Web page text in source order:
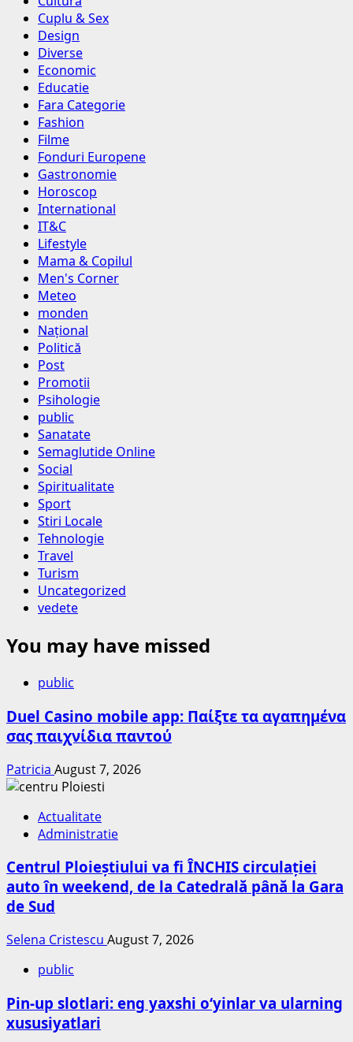
Cuplu & Sex
Design
Diverse
Economic
Educatie
Fara Categorie
Fashion
Filme
Fonduri Europene
Gastronomie
Horoscop
International
IT&C
Lifestyle
Mama & Copilul
Men's Corner
Meteo
monden
Național
Politică
Post
Promotii
Psihologie
public
Sanatate
Semaglutide Online
Social
Spiritualitate
Sport
Stiri Locale
Tehnologie
Travel
Turism
Uncategorized
vedete
You may have missed
public
Duel Casino mobile app: Παίξτε τα αγαπημένα
σας παιχνίδια παντού
Patricia August 7, 2026
Actualitate
Administratie
Centrul Ploieștiului va fi ÎNCHIS circulației
auto în weekend, de la Catedrală până la Gara
de Sud
Selena Cristescu August 7, 2026
public
Pin-up slotlari: eng yaxshi o‘yinlar va ularning
xususiyatlari